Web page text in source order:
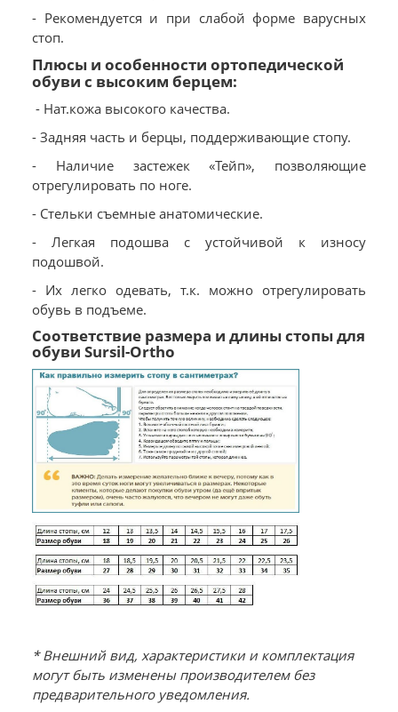
- Рекомендуется и при слабой форме варусных
стоп.
Плюсы и особенности ортопедической
обуви с высоким берцем:
- Нат.кожа высокого качества.
- Задняя часть и берцы, поддерживающие стопу.
- Наличие застежек «Тейп», позволяющие
отрегулировать по ноге.
- Стельки съемные анатомические.
- Легкая подошва с устойчивой к износу
подошвой.
- Их легко одевать, т.к. можно отрегулировать
обувь в подъеме.
Соответствие размера и длины стопы для
обуви Sursil-Ortho
* Внешний вид, характеристики и комплектация
могут быть изменены производителем без
предварительного уведомления.